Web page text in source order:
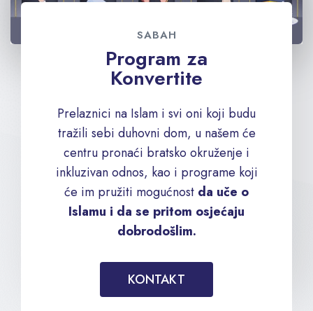
SABAH
Program za
Konvertite
Prelaznici na Islam i svi oni koji budu
tražili sebi duhovni dom, u našem će
centru pronaći bratsko okruženje i
inkluzivan odnos, kao i programe koji
će im pružiti mogućnost da uče o
Islamu i da se pritom osjećaju
dobrodošlim.
KONTAKT